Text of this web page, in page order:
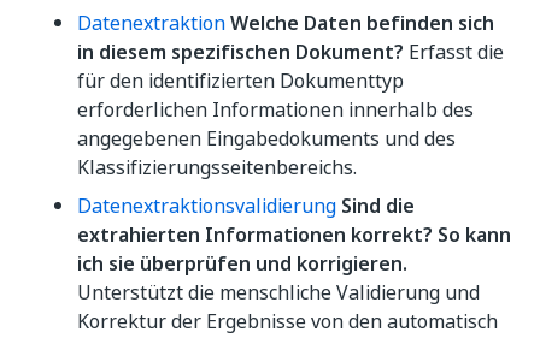
DatenextraktionWelche Daten befinden sich
in diesem spezifischen Dokument? Erfasst die
für den identifizierten Dokumenttyp
erforderlichen Informationen innerhalb des
angegebenen Eingabedokuments und des
Klassifizierungsseitenbereichs.
Datenextraktionsvalidierung Sind die
extrahierten Informationen korrekt? So kann
ich sie überprüfen und korrigieren.
Unterstützt die menschliche Validierung und
Korrektur der Ergebnisse von den automatisch